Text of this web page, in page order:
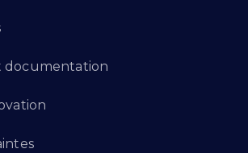
documentation